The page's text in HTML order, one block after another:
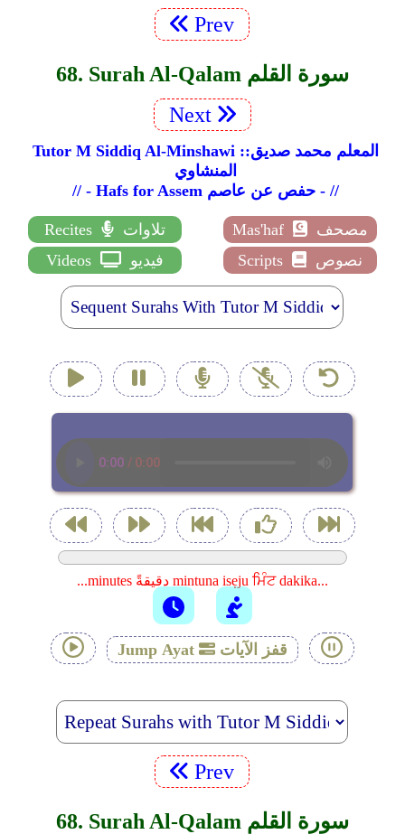
Prev
68. Surah Al-Qalam سورة القلم
Next
Tutor M Siddiq Al-Minshawi ::المعلم محمد صديق
المنشاوي
// - Hafs for Assem حفص عن عاصم - //
Recites تلاوات Mas'haf
مصحف
Videos
فيديو Scripts نصوص
...minutes دقيقةً mintuna isẹju ਮਿੰਟ dakika...
Jump Ayat قفز الآيات
Prev
68. Surah Al-Qalam سورة القلم